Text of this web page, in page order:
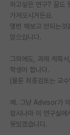
이벤트
반도체 아카데미
하고싶은 연구? 꿈도
가져오시거든요.
몇번 해보고 안되는
믿으십니다.
그외에도, 과제 계획
학생이 합니다.
(물론 최종검토는 교
예. 그냥 Advisor가
잠시나마 이 연구실에
못있겠습니다.